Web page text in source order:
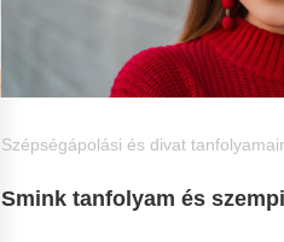
Szépségápolási és divat
Smink tanfolyam és